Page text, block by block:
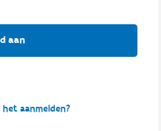
aan
aanmelden?